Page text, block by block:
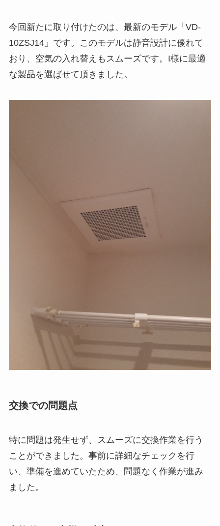
今回新たに取り付けたのは、最新のモデル「VD-
10ZSJ14」です。このモデルは静音設計に優れて
おり、空気の入れ替えもスムーズです。I様に最適
な製品を選ばせて頂きました。
交換での問題点
特に問題は発生せず、スムーズに交換作業を行う
ことができました。事前に詳細なチェックを行
い、準備を進めていたため、問題なく作業が進み
ました。